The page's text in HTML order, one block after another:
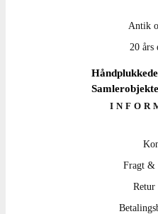
Antik
20 års
Fragt &